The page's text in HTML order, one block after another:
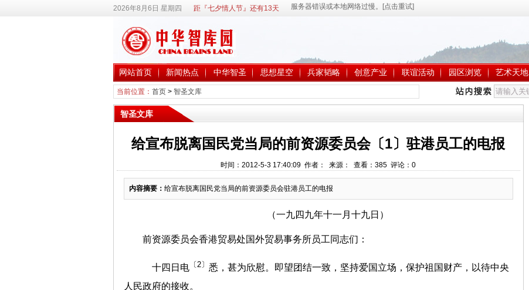
2026年8月6日 星期四 距『七夕情人节』还有13天
网站首页 新闻热点 中华智圣 思想星空 兵家韬略 创意产业 联谊活动 园区浏览 艺术天地
当前位置： 首页> 智圣文库
智圣文库
给宣布脱离国民党当局的前资源委员会〔1〕驻港员工的电报
时间：2012-5-3 17:40:09 作者： 来源： 查看： 385 评论： 0
内容摘要： 给宣布脱离国民党当局的前资源委员会驻港员工的电报
（一九四九年十一月十九日）
前资源委员会香港贸易处国外贸易事务所员工同志们：
十四日电 〔2〕 悉，甚为欣慰。即望团结一致，坚持爱国立场，保护祖国财产，以待中央
人民政府的接收。